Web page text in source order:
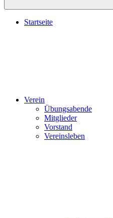
Startseite
Verein
Übungsabende
Mitglieder
Vorstand
Vereinsleben